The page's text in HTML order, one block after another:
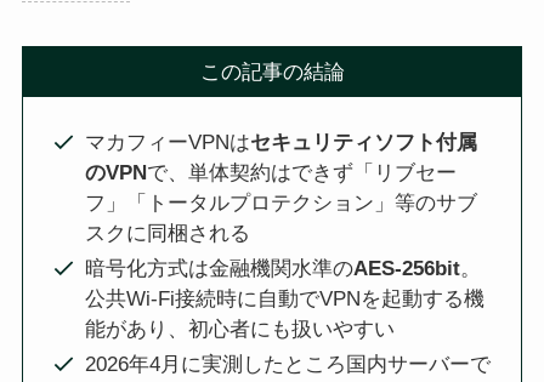
この記事の結論
マカフィーVPNはセキュリティソフト付属
のVPNで、単体契約はできず「リブセー
フ」「トータルプロテクション」等のサブ
スクに同梱される
暗号化方式は金融機関水準のAES-256bit。
公共Wi-Fi接続時に自動でVPNを起動する機
能があり、初心者にも扱いやすい
2026年4月に実測したところ国内サーバーで